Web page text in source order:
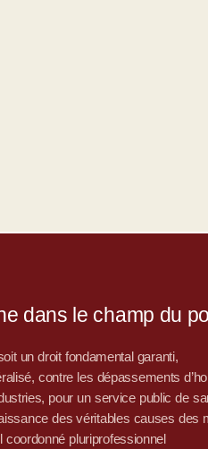
dans le champ du
un droit fondamental garanti,
contre les dépassements
pour un service public de
des véritables causes des
coordonné pluriprofessionnel